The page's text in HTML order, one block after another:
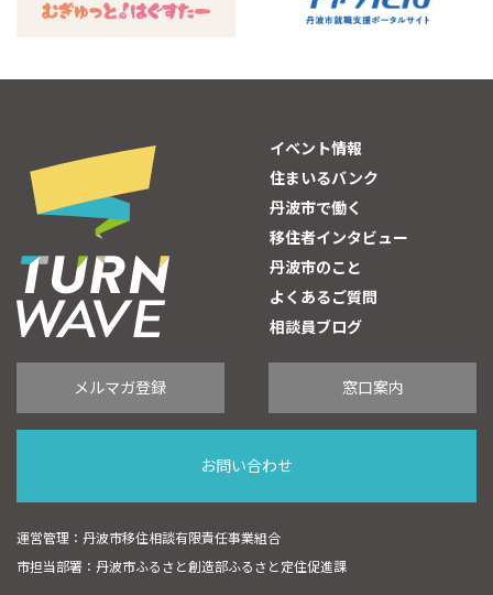
イベント情報
住まいるバンク
丹波市で働く
移住者インタビュー
丹波市のこと
よくあるご質問
相談員ブログ
メルマガ登録 窓口案内
お問い合わせ
運営管理：丹波市移住相談有限責任事業組合
市担当部署：丹波市ふるさと創造部ふるさと定住促進課